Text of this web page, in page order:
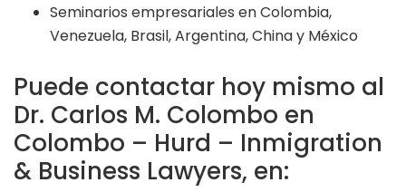
Seminarios empresariales en Colombia,
Venezuela, Brasil, Argentina, China y México
Puede contactar hoy mismo al
Dr. Carlos M. Colombo en
Colombo – Hurd – Inmigration
& Business Lawyers, en: